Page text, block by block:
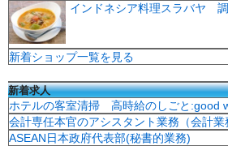
インドネシア料理スラバヤ
新着ショップ一覧を見る
新着求人
ホテルの客室清掃 高時給のしごと:good
会計専任本官のアシスタント業務（会計業
ASEAN日本政府代表部(秘書的業務)